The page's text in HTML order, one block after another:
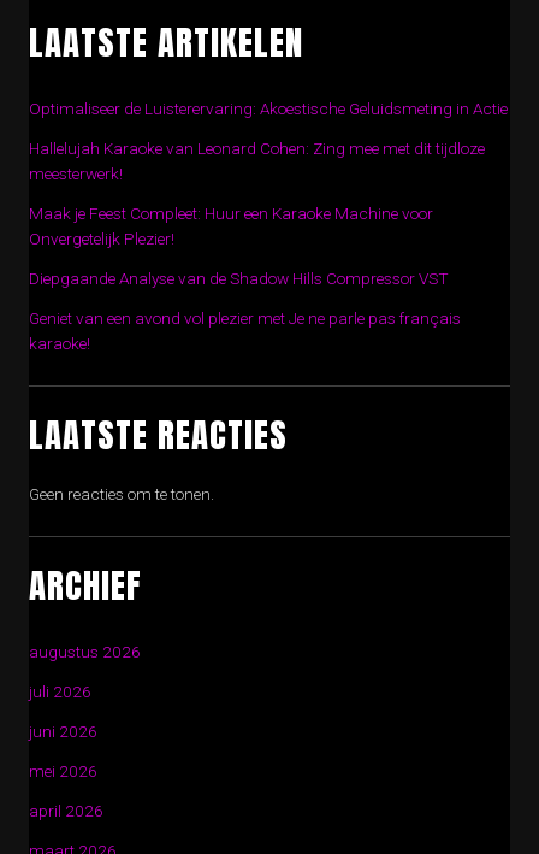
LAATSTE ARTIKELEN
Optimaliseer de Luisterervaring: Akoestische Geluidsmeting in Actie
Hallelujah Karaoke van Leonard Cohen: Zing mee met dit tijdloze
meesterwerk!
Maak je Feest Compleet: Huur een Karaoke Machine voor
Onvergetelijk Plezier!
Diepgaande Analyse van de Shadow Hills Compressor VST
Geniet van een avond vol plezier met Je ne parle pas français
karaoke!
LAATSTE REACTIES
Geen reacties om te tonen.
ARCHIEF
augustus 2026
juli 2026
juni 2026
mei 2026
april 2026